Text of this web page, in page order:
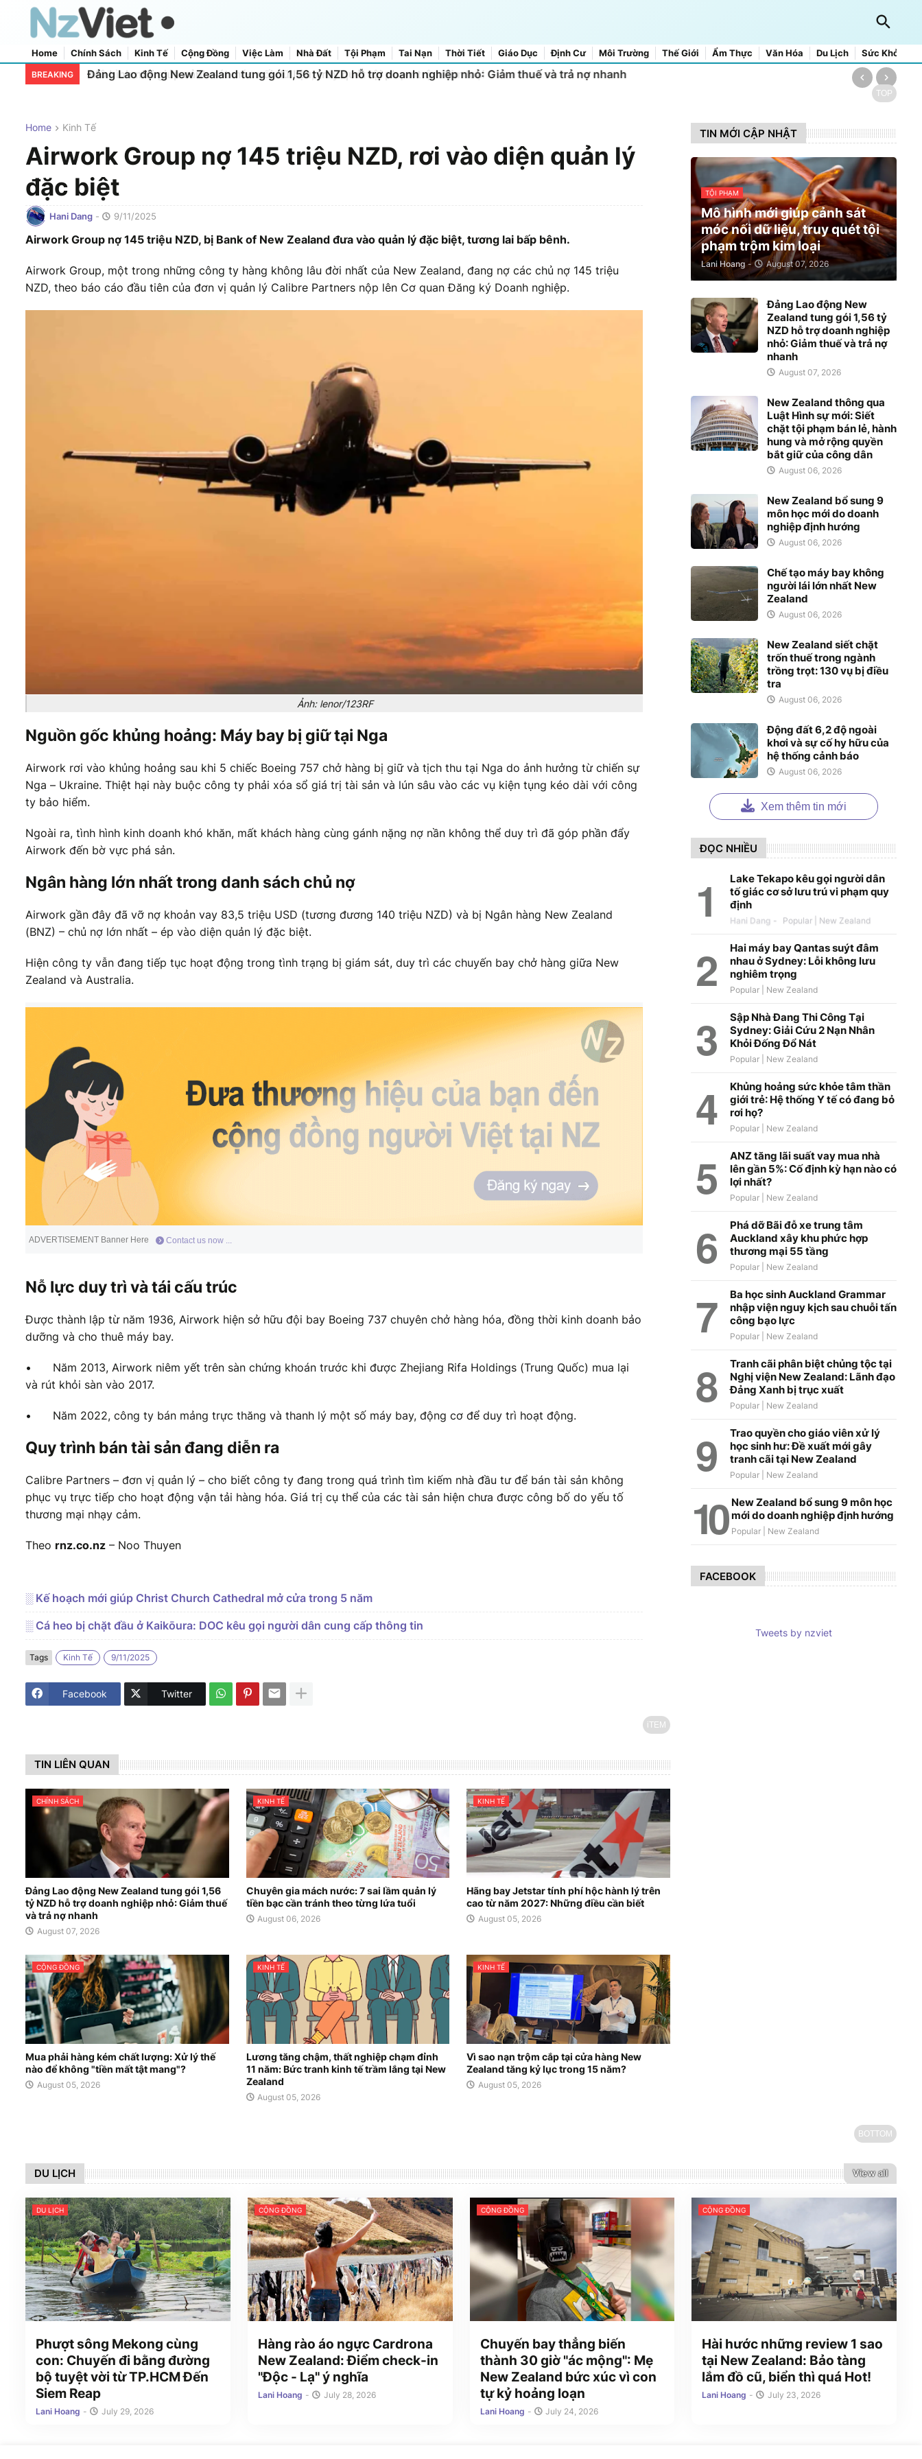
Home Chính Sách Kinh Tế Cộng Đồng Việc Làm Nhà Đất Tội Phạm Tai Nạn Thời Tiết Giáo Dục Định Cư Môi Trường Thế Giới Ẩm Thực Văn Hóa Du Lịch Sức Khỏe
Home About Us
Contact Us
BREAKING
Đảng Lao động New Zealand tung gói 1,56 tỷ NZD hỗ trợ doanh nghiệp nhỏ: Giảm thuế và trả nợ nhanh
TOP
Home Kinh Tế
Airwork Group nợ 145 triệu NZD, rơi vào diện quản lý
đặc biệt
Hani Dang - 9/11/2025
Airwork Group nợ 145 triệu NZD, bị Bank of New Zealand đưa vào quản lý đặc biệt, tương lai bấp bênh.
Airwork Group, một trong những công ty hàng không lâu đời nhất của New Zealand, đang nợ các chủ nợ 145 triệu
NZD, theo báo cáo đầu tiên của đơn vị quản lý Calibre Partners nộp lên Cơ quan Đăng ký Doanh nghiệp.
Ảnh: lenor/123RF
Nguồn gốc khủng hoảng: Máy bay bị giữ tại Nga
Airwork rơi vào khủng hoảng sau khi 5 chiếc Boeing 757 chở hàng bị giữ và tịch thu tại Nga do ảnh hưởng từ chiến sự
Nga – Ukraine. Thiệt hại này buộc công ty phải xóa sổ giá trị tài sản và lún sâu vào các vụ kiện tụng kéo dài với công
ty bảo hiểm.
Ngoài ra, tình hình kinh doanh khó khăn, mất khách hàng cùng gánh nặng nợ nần không thể duy trì đã góp phần đẩy
Airwork đến bờ vực phá sản.
Ngân hàng lớn nhất trong danh sách chủ nợ
Airwork gần đây đã vỡ nợ khoản vay 83,5 triệu USD (tương đương 140 triệu NZD) và bị Ngân hàng New Zealand
(BNZ) – chủ nợ lớn nhất – ép vào diện quản lý đặc biệt.
Hiện công ty vẫn đang tiếp tục hoạt động trong tình trạng bị giám sát, duy trì các chuyến bay chở hàng giữa New
Zealand và Australia.
ADVERTISEMENT Banner Here Contact us now ...
Nỗ lực duy trì và tái cấu trúc
Được thành lập từ năm 1936, Airwork hiện sở hữu đội bay Boeing 737 chuyên chở hàng hóa, đồng thời kinh doanh bảo
dưỡng và cho thuê máy bay.
•
Năm 2013, Airwork niêm yết trên sàn chứng khoán trước khi được Zhejiang Rifa Holdings (Trung Quốc) mua lại
và rút khỏi sàn vào 2017.
• Năm 2022, công ty bán mảng trực thăng và thanh lý một số máy bay, động cơ để duy trì hoạt động.
Quy trình bán tài sản đang diễn ra
Calibre Partners – đơn vị quản lý – cho biết công ty đang trong quá trình tìm kiếm nhà đầu tư để bán tài sản không
phục vụ trực tiếp cho hoạt động vận tải hàng hóa. Giá trị cụ thể của các tài sản hiện chưa được công bố do yếu tố
thương mại nhạy cảm.
Theo rnz.co.nz – Noo Thuyen
░ Kế hoạch mới giúp Christ Church Cathedral mở cửa trong 5 năm
░ Cá heo bị chặt đầu ở Kaikōura: DOC kêu gọi người dân cung cấp thông tin
Tags Kinh Tế 9/11/2025
Facebook Twitter
iTEM
TIN LIÊN QUAN
CHÍNH SÁCH
Đảng Lao động New Zealand tung gói 1,56
tỷ NZD hỗ trợ doanh nghiệp nhỏ: Giảm thuế
và trả nợ nhanh
August 07, 2026
KINH TẾ
Chuyên gia mách nước: 7 sai lầm quản lý
tiền bạc cần tránh theo từng lứa tuổi
August 06, 2026
KINH TẾ
Hãng bay Jetstar tính phí hộc hành lý trên
cao từ năm 2027: Những điều cần biết
August 05, 2026
CỘNG ĐỒNG
Mua phải hàng kém chất lượng: Xử lý thế
nào để không "tiền mất tật mang"?
August 05, 2026
KINH TẾ
Lương tăng chậm, thất nghiệp chạm đỉnh
11 năm: Bức tranh kinh tế trầm lắng tại New
Zealand
August 05, 2026
KINH TẾ
Vì sao nạn trộm cắp tại cửa hàng New
Zealand tăng kỷ lục trong 15 năm?
August 05, 2026
TIN MỚI CẬP NHẬT
TỘI PHẠM
Mô hình mới giúp cảnh sát
móc nối dữ liệu, truy quét tội
phạm trộm kim loại
Lani Hoang - August 07, 2026
Đảng Lao động New
Zealand tung gói 1,56 tỷ
NZD hỗ trợ doanh nghiệp
nhỏ: Giảm thuế và trả nợ
nhanh
August 07, 2026
New Zealand thông qua
Luật Hình sự mới: Siết
chặt tội phạm bán lẻ, hành
hung và mở rộng quyền
bắt giữ của công dân
August 06, 2026
New Zealand bổ sung 9
môn học mới do doanh
nghiệp định hướng
August 06, 2026
Chế tạo máy bay không
người lái lớn nhất New
Zealand
August 06, 2026
New Zealand siết chặt
trốn thuế trong ngành
trồng trọt: 130 vụ bị điều
tra
August 06, 2026
Động đất 6,2 độ ngoài
khơi và sự cố hy hữu của
hệ thống cảnh báo
August 06, 2026
Xem thêm tin mới
ĐỌC NHIỀU
Lake Tekapo kêu gọi người dân
tố giác cơ sở lưu trú vi phạm quy
định
Hani Dang -
Hai máy bay Qantas suýt đâm
nhau ở Sydney: Lỗi không lưu
nghiêm trọng
Sập Nhà Đang Thi Công Tại
Sydney: Giải Cứu 2 Nạn Nhân
Khỏi Đống Đổ Nát
Khủng hoảng sức khỏe tâm thần
giới trẻ: Hệ thống Y tế có đang bỏ
rơi họ?
ANZ tăng lãi suất vay mua nhà
lên gần 5%: Cố định kỳ hạn nào có
lợi nhất?
Phá dỡ Bãi đỗ xe trung tâm
Auckland xây khu phức hợp
thương mại 55 tầng
Ba học sinh Auckland Grammar
nhập viện nguy kịch sau chuỗi tấn
công bạo lực
Tranh cãi phân biệt chủng tộc tại
Nghị viện New Zealand: Lãnh đạo
Đảng Xanh bị trục xuất
Trao quyền cho giáo viên xử lý
học sinh hư: Đề xuất mới gây
tranh cãi tại New Zealand
New Zealand bổ sung 9 môn học
mới do doanh nghiệp định hướng
FACEBOOK
Tweets by nzviet
BOTTOM
DU LỊCH View all
DU LỊCH
Phượt sông Mekong cùng
con: Chuyến đi bằng đường
bộ tuyệt vời từ TP.HCM Đến
Siem Reap
Lani Hoang - July 29, 2026
CỘNG ĐỒNG
Hàng rào áo ngực Cardrona
New Zealand: Điểm check-in
"Độc - Lạ" ý nghĩa
Lani Hoang - July 28, 2026
CỘNG ĐỒNG
Chuyến bay thẳng biến
thành 30 giờ "ác mộng": Mẹ
New Zealand bức xúc vì con
tự kỷ hoảng loạn
Lani Hoang - July 24, 2026
CỘNG ĐỒNG
Hài hước những review 1 sao
tại New Zealand: Bảo tàng
lắm đồ cũ, biển thì quá Hot!
Lani Hoang - July 23, 2026